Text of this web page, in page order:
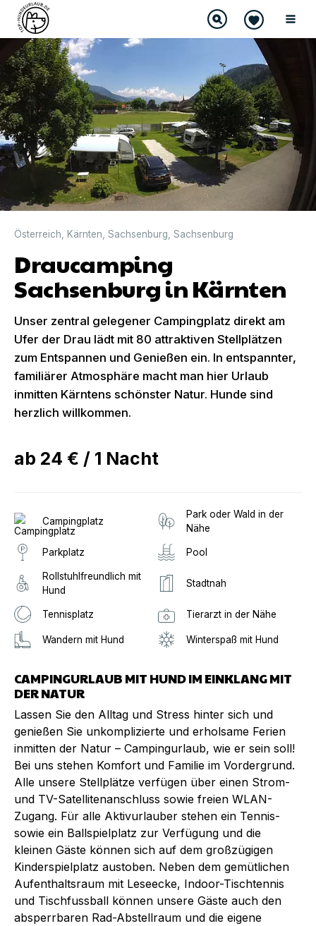
Österreich Kärnten Sachsenburg Sachsenburg
Draucamping
Sachsenburg in Kärnten
Unser zentral gelegener Campingplatz direkt am
Ufer der Drau lädt mit 80 attraktiven Stellplätzen
zum Entspannen und Genießen ein. In entspannter,
familiärer Atmosphäre macht man hier Urlaub
inmitten Kärntens schönster Natur. Hunde sind
herzlich willkommen.
ab 24 € / 1 Nacht
Campingplatz
Park oder Wald in der
Nähe
Parkplatz Pool
Rollstuhlfreundlich mit
Hund
Stadtnah
Tennisplatz Tierarzt in der Nähe
Wandern mit Hund Winterspaß mit Hund
CAMPINGURLAUB MIT HUND IM EINKLANG MIT
DER NATUR
Lassen Sie den Alltag und Stress hinter sich und
genießen Sie unkomplizierte und erholsame Ferien
inmitten der Natur – Campingurlaub, wie er sein soll!
Bei uns stehen Komfort und Familie im Vordergrund.
Alle unsere Stellplätze verfügen über einen Strom-
und TV-Satellitenanschluss sowie freien WLAN-
Zugang. Für alle Aktivurlauber stehen ein Tennis-
sowie ein Ballspielplatz zur Verfügung und die
kleinen Gäste können sich auf dem großzügigen
Kinderspielplatz austoben. Neben dem gemütlichen
Aufenthaltsraum mit Leseecke, Indoor-Tischtennis
und Tischfussball können unsere Gäste auch den
absperrbaren Rad-Abstellraum und die eigene